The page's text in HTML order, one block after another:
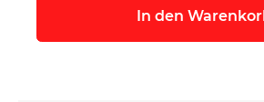
In den